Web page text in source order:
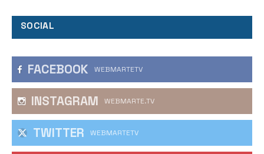
SOCIAL
FACEBOOK WEBMARTETV
INSTAGRAM WEBMARTE.TV
TWITTER WEBMARTETV